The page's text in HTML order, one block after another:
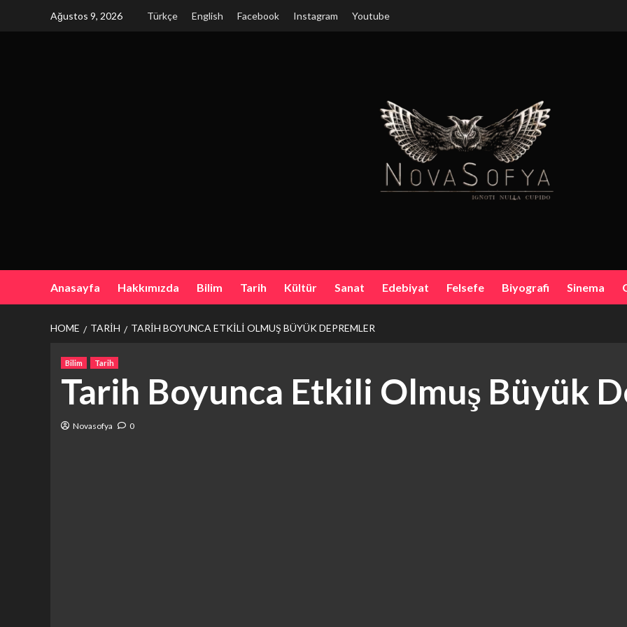
Ağustos 9, 2026 Türkçe English Facebook Instagram Youtube
Anasayfa Hakkımızda Bilim Tarih Kültür Sanat Edebiyat Felsefe Biyografi Sinema
HOME TARIH TARIH BOYUNCA ETKILI OLMUŞ BÜYÜK DEPREMLER
Bilim Tarih
Tarih Boyunca Etkili Olmuş Büyük
Novasofya 0